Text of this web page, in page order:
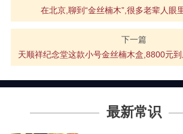
在北京,聊到“金丝楠木”,很多老辈人眼
下一篇
最新常识